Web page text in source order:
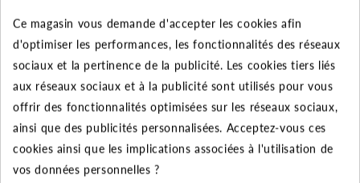
Ce magasin vous demande d'accepter les cookies afin
d'optimiser les performances, les fonctionnalités des réseaux
sociaux et la pertinence de la publicité. Les cookies tiers liés
aux réseaux sociaux et à la publicité sont utilisés pour vous
offrir des fonctionnalités optimisées sur les réseaux sociaux,
ainsi que des publicités personnalisées. Acceptez-vous ces
cookies ainsi que les implications associées à l'utilisation de
vos données personnelles ?